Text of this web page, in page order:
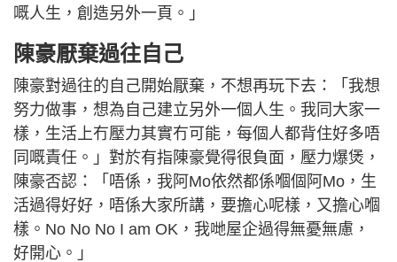
嘅人生，創造另外一頁。」
陳豪厭棄過往自己
陳豪對過往的自己開始厭棄，不想再玩下去：「我想
努力做事，想為自己建立另外一個人生。我同大家一
樣，生活上冇壓力其實冇可能，每個人都背住好多唔
同嘅責任。」對於有指陳豪覺得很負面，壓力爆煲，
陳豪否認：「唔係，我阿Mo依然都係嗰個阿Mo，生
活過得好好，唔係大家所講，要擔心呢樣，又擔心嗰
樣。No No No I am OK，我哋屋企過得無憂無慮，
好開心。」